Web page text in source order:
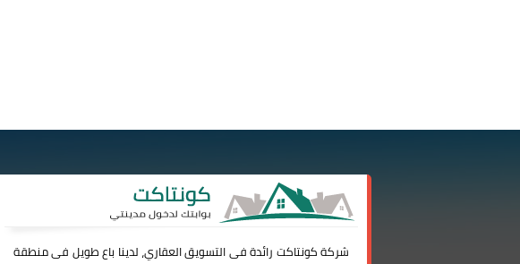
شركةكونتاكت رائدة فى التسويق العقاري، لدينا باع طويل فى منطقة